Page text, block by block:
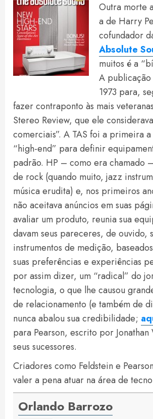
Outra morte
a de Harry
cofundador
Absolute
muitos é a
A publicação
1973 para,
fazer contraponto às mais
Stereo Review, que ele
comerciais”. A TAS foi a primeira
“high-end” para definir
padrão. HP – como era chamado
de rock (quando muito, jazz
música erudita) e, nos primeiros
não aceitava anúncios em suas
avaliar um produto, reunia sua
davam seus pareceres, de ouvido,
instrumentos de medição,
suas preferências e experiências
por assim dizer, um “radical” do
tecnologia, o que lhe causou
de relacionamento (e também de
nunca abalou sua credibilidade;
para Pearson, escrito por Jonathan
seus sucessores.
Criadores como Feldstein e
valer a pena atuar na área de
Orlando Barrozo